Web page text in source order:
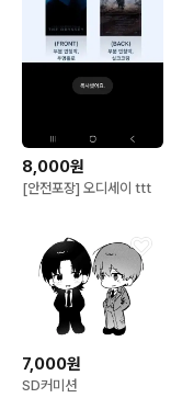
8,000원
[안전포장] 오디세이 ttt
7,000원
SD커미션